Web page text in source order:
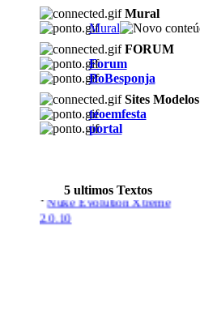
Mural
Mural
FORUM
Forum
BoBesponja
Sites Modelos
teoemfesta
portal
5 ultimos Textos
· Nuke Evolution Xtreme
2.0.10